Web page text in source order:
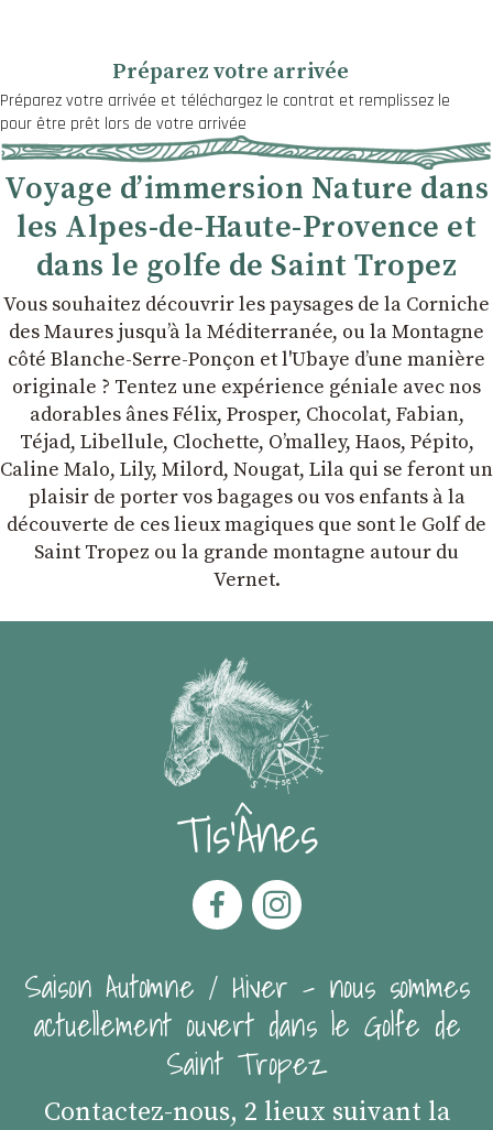
Préparez votre arrivée
Préparez votre arrivée et téléchargez le contrat et remplissez le
pour être prêt lors de votre arrivée
Voyage d’immersion Nature dans
les Alpes-de-Haute-Provence et
dans le golfe de Saint Tropez
Vous souhaitez découvrir les paysages de la Corniche
des Maures jusqu’à la Méditerranée, ou la Montagne
côté Blanche-Serre-Ponçon et l'Ubaye dʼune manière
originale ? Tentez une expérience géniale avec nos
adorables ânes Félix, Prosper, Chocolat, Fabian,
Téjad, Libellule, Clochette, Oʼmalley, Haos, Pépito,
Caline Malo, Lily, Milord, Nougat, Lila qui se feront un
plaisir de porter vos bagages ou vos enfants à la
découverte de ces lieux magiques que sont le Golf de
Saint Tropez ou la grande montagne autour du
Vernet.
Tis'Ânes
Saison Automne / Hiver - nous sommes
actuellement ouvert dans le Golfe de
Saint Tropez
Contactez-nous, 2 lieux suivant la